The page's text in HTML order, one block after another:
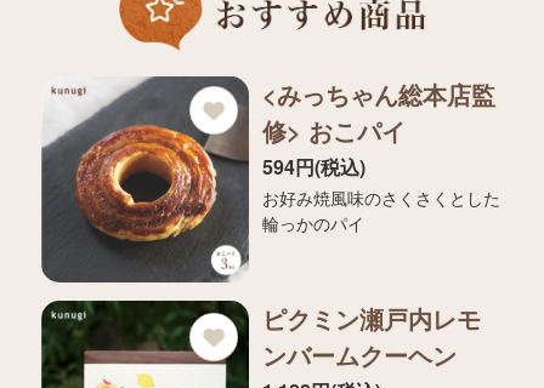
<みっちゃん総本店監
修> おこパイ
594円(税込)
お好み焼風味のさくさくとした
輪っかのパイ
ピクミン瀬戸内レモ
ンバームクーヘン